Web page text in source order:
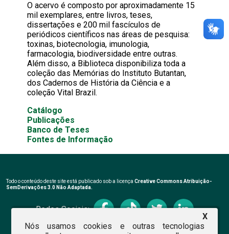
O acervo é composto por aproximadamente 15
mil exemplares, entre livros, teses,
dissertações e 200 mil fascículos de
periódicos científicos nas áreas de pesquisa:
toxinas, biotecnologia, imunologia,
farmacologia, biodiversidade entre outras.
Além disso, a Biblioteca disponibiliza toda a
coleção das Memórias do Instituto Butantan,
dos Cadernos de História da Ciência e a
coleção Vital Brazil.
Catálogo
Publicações
Banco de Teses
Fontes de Informação
Todo o conteúdo deste site está publicado sob a licença Creative Commons Atribuição-
SemDerivações 3.0 Não Adaptada.
Redes Sociais:
Nós usamos cookies e outras tecnologias
X